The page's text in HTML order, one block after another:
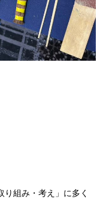
組み・考え」に多く